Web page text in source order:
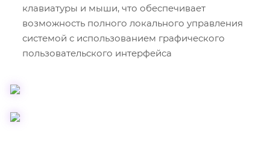
клавиатуры и мыши, что обеспечивает
возможность полного локального управления
системой с использованием графического
пользовательского интерфейса